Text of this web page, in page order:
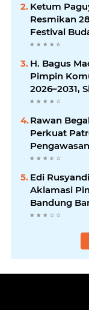
Ketum
Resmikan
Festival
Jalan Braga
H. Bagus
Pimpin
2026–2031,
Solidaritas
Program
Masyarakat
Rawan
Perkuat
Edi
Aklamasi
Bandung